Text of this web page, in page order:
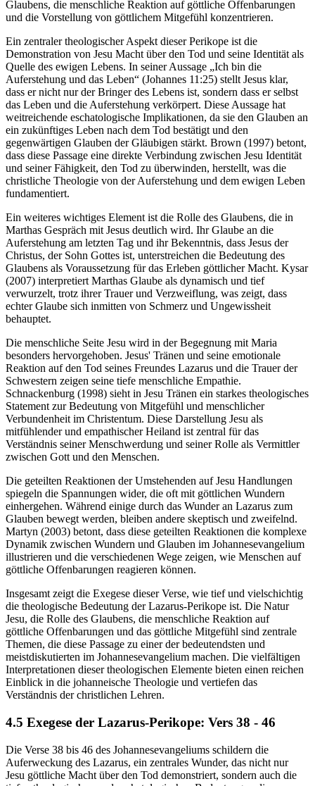
Glaubens, die menschliche Reaktion auf göttliche Offenbarungen
und die Vorstellung von göttlichem Mitgefühl konzentrieren.
Ein zentraler theologischer Aspekt dieser Perikope ist die
Demonstration von Jesu Macht über den Tod und seine Identität als
Quelle des ewigen Lebens. In seiner Aussage „Ich bin die
Auferstehung und das Leben“ (Johannes 11:25) stellt Jesus klar,
dass er nicht nur der Bringer des Lebens ist, sondern dass er selbst
das Leben und die Auferstehung verkörpert. Diese Aussage hat
weitreichende eschatologische Implikationen, da sie den Glauben an
ein zukünftiges Leben nach dem Tod bestätigt und den
gegenwärtigen Glauben der Gläubigen stärkt. Brown (1997) betont,
dass diese Passage eine direkte Verbindung zwischen Jesu Identität
und seiner Fähigkeit, den Tod zu überwinden, herstellt, was die
christliche Theologie von der Auferstehung und dem ewigen Leben
fundamentiert.
Ein weiteres wichtiges Element ist die Rolle des Glaubens, die in
Marthas Gespräch mit Jesus deutlich wird. Ihr Glaube an die
Auferstehung am letzten Tag und ihr Bekenntnis, dass Jesus der
Christus, der Sohn Gottes ist, unterstreichen die Bedeutung des
Glaubens als Voraussetzung für das Erleben göttlicher Macht. Kysar
(2007) interpretiert Marthas Glaube als dynamisch und tief
verwurzelt, trotz ihrer Trauer und Verzweiflung, was zeigt, dass
echter Glaube sich inmitten von Schmerz und Ungewissheit
behauptet.
Die menschliche Seite Jesu wird in der Begegnung mit Maria
besonders hervorgehoben. Jesus' Tränen und seine emotionale
Reaktion auf den Tod seines Freundes Lazarus und die Trauer der
Schwestern zeigen seine tiefe menschliche Empathie.
Schnackenburg (1998) sieht in Jesu Tränen ein starkes theologisches
Statement zur Bedeutung von Mitgefühl und menschlicher
Verbundenheit im Christentum. Diese Darstellung Jesu als
mitfühlender und empathischer Heiland ist zentral für das
Verständnis seiner Menschwerdung und seiner Rolle als Vermittler
zwischen Gott und den Menschen.
Die geteilten Reaktionen der Umstehenden auf Jesu Handlungen
spiegeln die Spannungen wider, die oft mit göttlichen Wundern
einhergehen. Während einige durch das Wunder an Lazarus zum
Glauben bewegt werden, bleiben andere skeptisch und zweifelnd.
Martyn (2003) betont, dass diese geteilten Reaktionen die komplexe
Dynamik zwischen Wundern und Glauben im Johannesevangelium
illustrieren und die verschiedenen Wege zeigen, wie Menschen auf
göttliche Offenbarungen reagieren können.
Insgesamt zeigt die Exegese dieser Verse, wie tief und vielschichtig
die theologische Bedeutung der Lazarus-Perikope ist. Die Natur
Jesu, die Rolle des Glaubens, die menschliche Reaktion auf
göttliche Offenbarungen und das göttliche Mitgefühl sind zentrale
Themen, die diese Passage zu einer der bedeutendsten und
meistdiskutierten im Johannesevangelium machen. Die vielfältigen
Interpretationen dieser theologischen Elemente bieten einen reichen
Einblick in die johanneische Theologie und vertiefen das
Verständnis der christlichen Lehren.
4.5 Exegese der Lazarus-Perikope: Vers 38 - 46
Die Verse 38 bis 46 des Johannesevangeliums schildern die
Auferweckung des Lazarus, ein zentrales Wunder, das nicht nur
Jesu göttliche Macht über den Tod demonstriert, sondern auch die